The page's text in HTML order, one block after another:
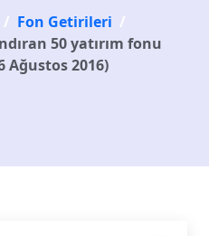
/ Fon Getirileri /
50 yatırım fonu
Ağustos 2016)